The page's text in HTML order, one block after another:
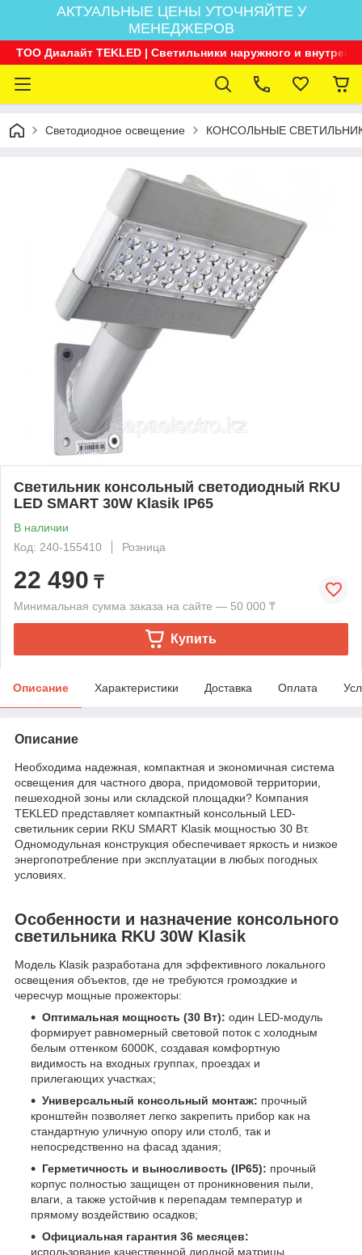
АКТУАЛЬНЫЕ ЦЕНЫ УТОЧНЯЙТЕ У
МЕНЕДЖЕРОВ
ТОО Диалайт TEKLED | Светильники наружного и
Светодиодное освещение КОНСОЛЬНЫЕ
Светильник консольный светодиодный RKU
LED SMART 30W Klasik IP65
В наличии
Код: 240-155410
Розница
22 490 ₸
Минимальная сумма заказа на сайте — 50 000 ₸
Купить
Описание Характеристики Доставка Оплата
Описание
Необходима надежная, компактная и экономичная система
освещения для частного двора, придомовой территории,
пешеходной зоны или складской площадки? Компания
TEKLED представляет компактный консольный LED-
светильник серии RKU SMART Klasik мощностью 30 Вт.
Одномодульная конструкция обеспечивает яркость и низкое
энергопотребление при эксплуатации в любых погодных
условиях.
Особенности и назначение консольного
светильника RKU 30W Klasik
Модель Klasik разработана для эффективного локального
освещения объектов, где не требуются громоздкие и
чересчур мощные прожекторы:
Оптимальная мощность (30 Вт): один LED-модуль
формирует равномерный световой поток с холодным
белым оттенком 6000K, создавая комфортную
видимость на входных группах, проездах и
прилегающих участках;
Универсальный консольный монтаж: прочный
кронштейн позволяет легко закрепить прибор как на
стандартную уличную опору или столб, так и
непосредственно на фасад здания;
Герметичность и выносливость (IP65): прочный
корпус полностью защищен от проникновения пыли,
влаги, а также устойчив к перепадам температур и
прямому воздействию осадков;
Официальная гарантия 36 месяцев:
использование качественной диодной матрицы